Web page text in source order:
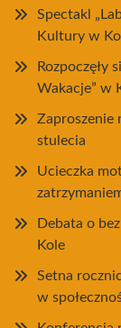
Spectakl
Kultury w
Rozpoczęły
Wakacje” w
Zaproszenie
stulecia
Ucieczka
Debata o
Kole
Setna
w